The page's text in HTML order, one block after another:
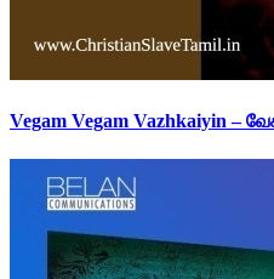
Vegam Vegam Vazhkaiyin –